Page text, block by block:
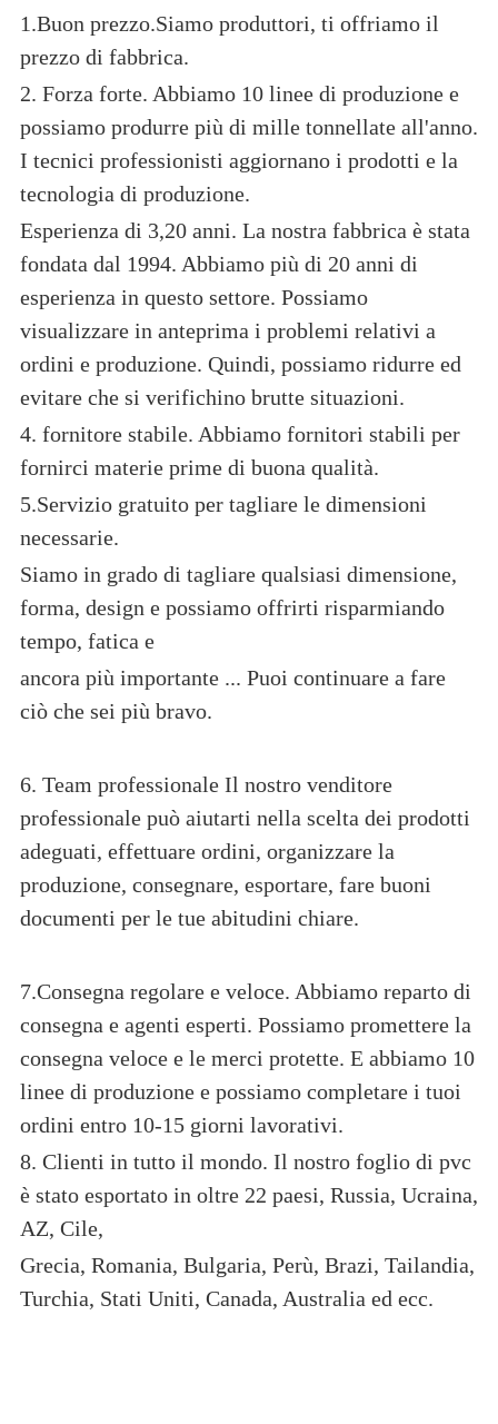
1.Buon prezzo.Siamo produttori, ti offriamo il
prezzo di fabbrica.
2. Forza forte. Abbiamo 10 linee di produzione e
possiamo produrre più di mille tonnellate all'anno.
I tecnici professionisti aggiornano i prodotti e la
tecnologia di produzione.
Esperienza di 3,20 anni. La nostra fabbrica è stata
fondata dal 1994. Abbiamo più di 20 anni di
esperienza in questo settore. Possiamo
visualizzare in anteprima i problemi relativi a
ordini e produzione. Quindi, possiamo ridurre ed
evitare che si verifichino brutte situazioni.
4. fornitore stabile. Abbiamo fornitori stabili per
fornirci materie prime di buona qualità.
5.Servizio gratuito per tagliare le dimensioni
necessarie.
Siamo in grado di tagliare qualsiasi dimensione,
forma, design e possiamo offrirti risparmiando
tempo, fatica e
ancora più importante ... Puoi continuare a fare
ciò che sei più bravo.
6. Team professionale Il nostro venditore
professionale può aiutarti nella scelta dei prodotti
adeguati, effettuare ordini, organizzare la
produzione, consegnare, esportare, fare buoni
documenti per le tue abitudini chiare.
7.Consegna regolare e veloce. Abbiamo reparto di
consegna e agenti esperti. Possiamo promettere la
consegna veloce e le merci protette. E abbiamo 10
linee di produzione e possiamo completare i tuoi
ordini entro 10-15 giorni lavorativi.
8. Clienti in tutto il mondo. Il nostro foglio di pvc
è stato esportato in oltre 22 paesi, Russia, Ucraina,
AZ, Cile,
Grecia, Romania, Bulgaria, Perù, Brazi, Tailandia,
Turchia, Stati Uniti, Canada, Australia ed ecc.